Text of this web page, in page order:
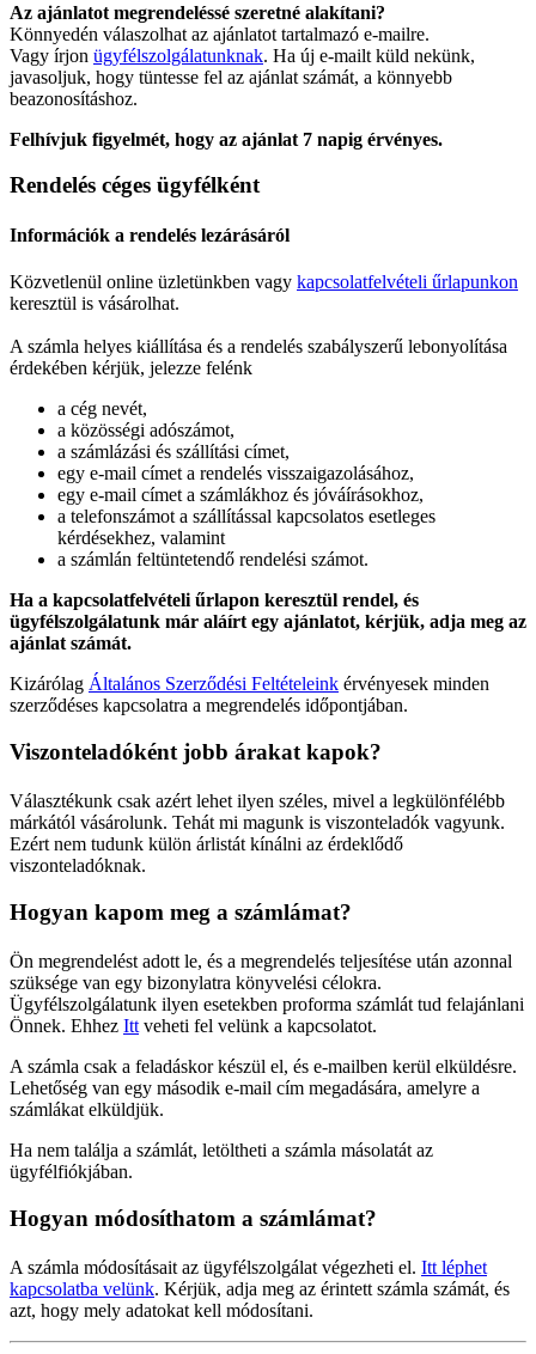
Az ajánlatot megrendeléssé szeretné alakítani?
Könnyedén válaszolhat az ajánlatot tartalmazó e-mailre.
Vagy írjon ügyfélszolgálatunknak. Ha új e-mailt küld nekünk,
javasoljuk, hogy tüntesse fel az ajánlat számát, a könnyebb
beazonosításhoz.
Felhívjuk figyelmét, hogy az ajánlat 7 napig érvényes.
Rendelés céges ügyfélként
Információk a rendelés lezárásáról
Közvetlenül online üzletünkben vagy kapcsolatfelvételi űrlapunkon
keresztül is vásárolhat.
A számla helyes kiállítása és a rendelés szabályszerű lebonyolítása
érdekében kérjük, jelezze felénk
a cég nevét,
a közösségi adószámot,
a számlázási és szállítási címet,
egy e-mail címet a rendelés visszaigazolásához,
egy e-mail címet a számlákhoz és jóváírásokhoz,
a telefonszámot a szállítással kapcsolatos esetleges
kérdésekhez, valamint
a számlán feltüntetendő rendelési számot.
Ha a kapcsolatfelvételi űrlapon keresztül rendel, és
ügyfélszolgálatunk már aláírt egy ajánlatot, kérjük, adja meg az
ajánlat számát.
Kizárólag Általános Szerződési Feltételeink érvényesek minden
szerződéses kapcsolatra a megrendelés időpontjában.
Viszonteladóként jobb árakat kapok?
Választékunk csak azért lehet ilyen széles, mivel a legkülönfélébb
márkától vásárolunk. Tehát mi magunk is viszonteladók vagyunk.
Ezért nem tudunk külön árlistát kínálni az érdeklődő
viszonteladóknak.
Hogyan kapom meg a számlámat?
Ön megrendelést adott le, és a megrendelés teljesítése után azonnal
szüksége van egy bizonylatra könyvelési célokra.
Ügyfélszolgálatunk ilyen esetekben proforma számlát tud felajánlani
Önnek. Ehhez Itt veheti fel velünk a kapcsolatot.
A számla csak a feladáskor készül el, és e-mailben kerül elküldésre.
Lehetőség van egy második e-mail cím megadására, amelyre a
számlákat elküldjük.
Ha nem találja a számlát, letöltheti a számla másolatát az
ügyfélfiókjában.
Hogyan módosíthatom a számlámat?
A számla módosításait az ügyfélszolgálat végezheti el. Itt léphet
kapcsolatba velünk. Kérjük, adja meg az érintett számla számát, és
azt, hogy mely adatokat kell módosítani.